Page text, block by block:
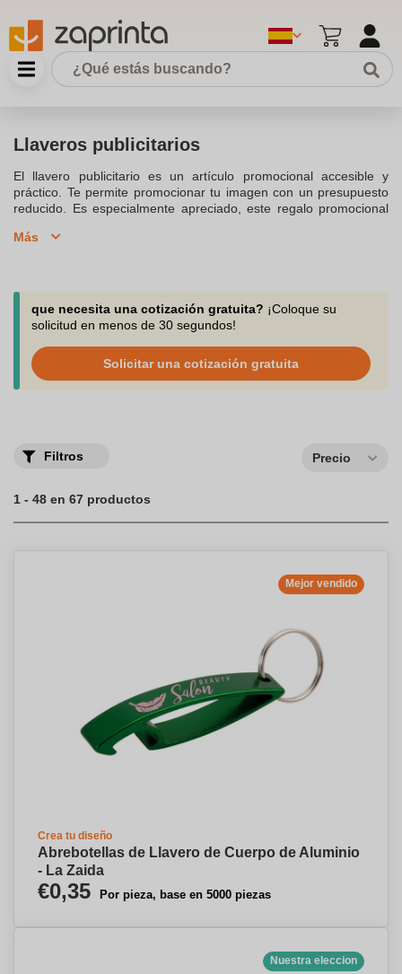
Llaveros publicitarios
El llavero publicitario es un artículo promocional accesible y
práctico. Te permite promocionar tu imagen con un presupuesto
reducido. Es especialmente apreciado, este regalo promocional
profesional. Disponemos de llaveros personalizados de diversas
casa, de balón de baloncesto, de llave o de fruta. Algunos
modelos vienen con equipados con una linterna para que puedas
abrir fácilmente la puerta en la oscuridad. También hay modelos
carrito de la compra. De ti depende elegir el artículo publicitario
perfecto.
Más
que necesita una cotización gratuita? ¡Coloque su
solicitud en menos de 30 segundos!
Solicitar una cotización gratuita
Filtros Precio
1 - 48 en 67 productos
Mejor vendido
Crea tu diseño
Abrebotellas de Llavero de Cuerpo de Aluminio
- La Zaida
€0,35 Por pieza, base en 5000 piezas
Nuestra eleccion